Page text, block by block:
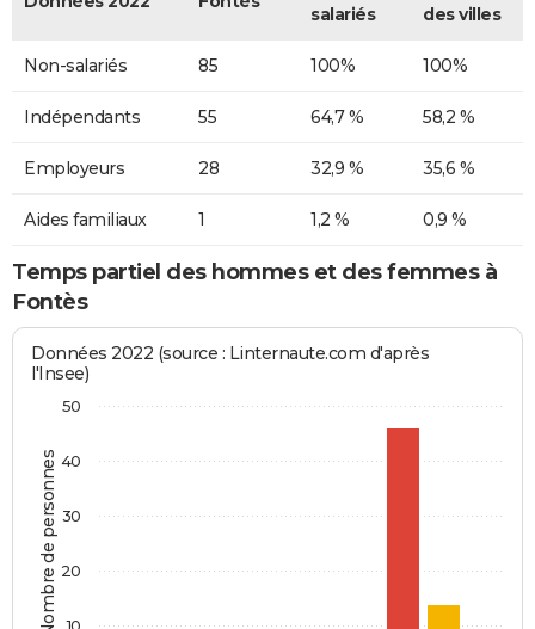
salariés des villes
Non-salariés 85 100% 100%
Indépendants 55 64,7 % 58,2 %
Employeurs 28 32,9 % 35,6 %
Aides familiaux 1 1,2 % 0,9 %
Temps partiel des hommes et des femmes à
Fontès
Nombre de personnes
Données 2022 (source : Linternaute.com d'après
l'Insee)
20
30
40
50